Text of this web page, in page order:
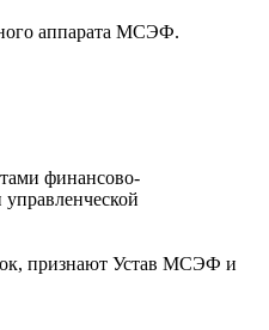
аппарата МСЭФ.
финансово-
признают Устав МСЭФ и